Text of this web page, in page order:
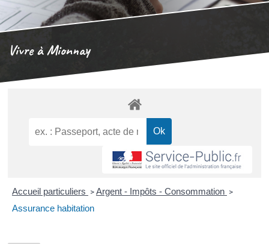
Vivre à Mionnay
Accueil particuliers > Argent - Impôts - Consommation >
Assurance habitation